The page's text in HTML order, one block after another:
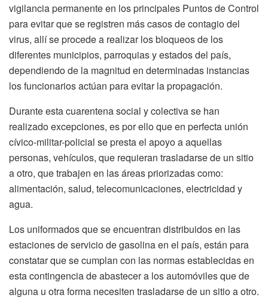
vigilancia permanente en los principales Puntos de Control
para evitar que se registren más casos de contagio del
virus, allí se procede a realizar los bloqueos de los
diferentes municipios, parroquias y estados del país,
dependiendo de la magnitud en determinadas instancias
los funcionarios actúan para evitar la propagación.
Durante esta cuarentena social y colectiva se han
realizado excepciones, es por ello que en perfecta unión
cívico-militar-policial se presta el apoyo a aquellas
personas, vehículos, que requieran trasladarse de un sitio
a otro, que trabajen en las áreas priorizadas como:
alimentación, salud, telecomunicaciones, electricidad y
agua.
Los uniformados que se encuentran distribuidos en las
estaciones de servicio de gasolina en el país, están para
constatar que se cumplan con las normas establecidas en
esta contingencia de abastecer a los automóviles que de
alguna u otra forma necesiten trasladarse de un sitio a otro.